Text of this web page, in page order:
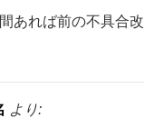
あれば前の不具合
より: